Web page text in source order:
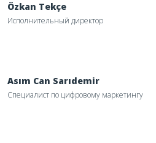
Özkan Tekçe
Исполнительный директор
Asım Can Sarıdemir
Специалист по цифровому маркетингу